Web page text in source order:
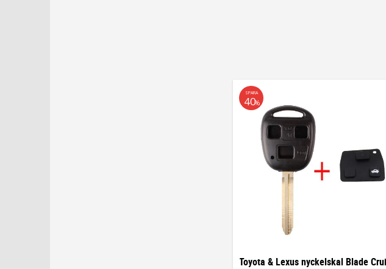
SPARA
40%